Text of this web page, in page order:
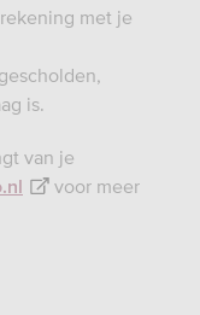
met je
is.
van je
voor meer